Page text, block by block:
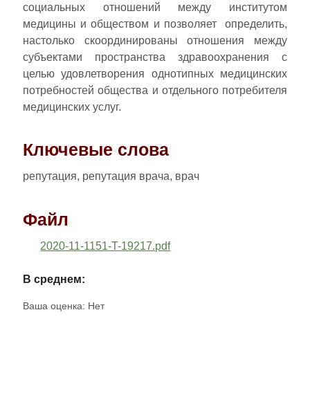
социальных отношений между институтом
медицины и обществом и позволяет определить,
настолько скоординированы отношения между
субъектами пространства здравоохранения с
целью удовлетворения однотипных медицинских
потребностей общества и отдельного потребителя
медицинских услуг.
Ключевые слова
репутация, репутация врача, врач
Файл
2020-11-1151-T-19217.pdf
В среднем:
Ваша оценка: Нет